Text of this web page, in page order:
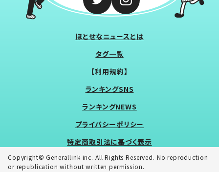
ほとせなニュースとは
タグ一覧
【利用規約】
ランキングSNS
ランキングNEWS
プライバシーポリシー
特定商取引法に基づく表示
Copyright© Generallink inc. All Rights Reserved. No reproduction
or republication without written permission.